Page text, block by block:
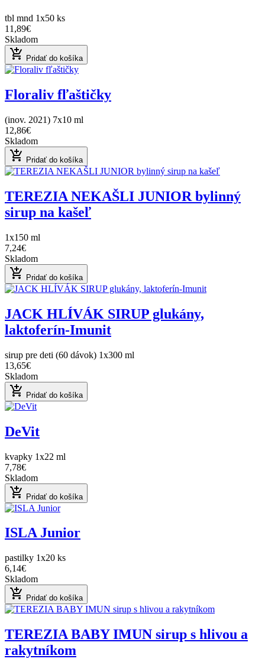
tbl mnd 1x50 ks
11,89€
Skladom
add_shopping_cart Pridať do košíka
Floraliv fľaštičky
(inov. 2021) 7x10 ml
12,86€
Skladom
add_shopping_cart Pridať do košíka
TEREZIA NEKAŠLI JUNIOR bylinný
sirup na kašeľ
1x150 ml
7,24€
Skladom
add_shopping_cart Pridať do košíka
JACK HLÍVÁK SIRUP glukány,
laktoferín-Imunit
sirup pre deti (60 dávok) 1x300 ml
13,65€
Skladom
add_shopping_cart Pridať do košíka
DeVit
kvapky 1x22 ml
7,78€
Skladom
add_shopping_cart Pridať do košíka
ISLA Junior
pastilky 1x20 ks
6,14€
Skladom
add_shopping_cart Pridať do košíka
TEREZIA BABY IMUN sirup s hlivou a
rakytníkom